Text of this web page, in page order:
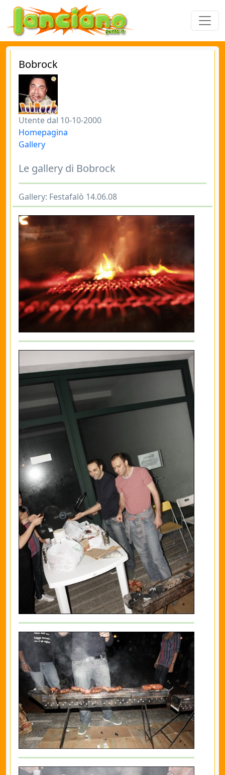
Bobrock
Utente dal 10-10-2000
Homepagina
Gallery
Le gallery di Bobrock
Gallery: Festafalò 14.06.08